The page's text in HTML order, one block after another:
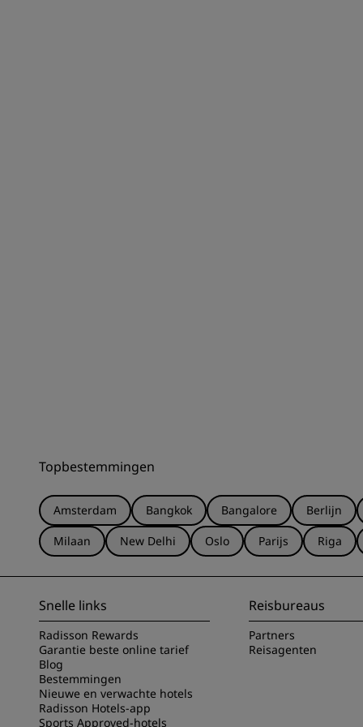
Topbestemmingen
Amsterdam Bangkok Bangalore
Berlijn
Milaan
New Delhi Oslo Parijs Riga
Snelle links
Radisson Rewards
Garantie beste online tarief
Blog
Bestemmingen
Nieuwe en verwachte hotels
Radisson Hotels-app
Sports Approved-hotels
Reisbureaus
Partners
Reisagenten